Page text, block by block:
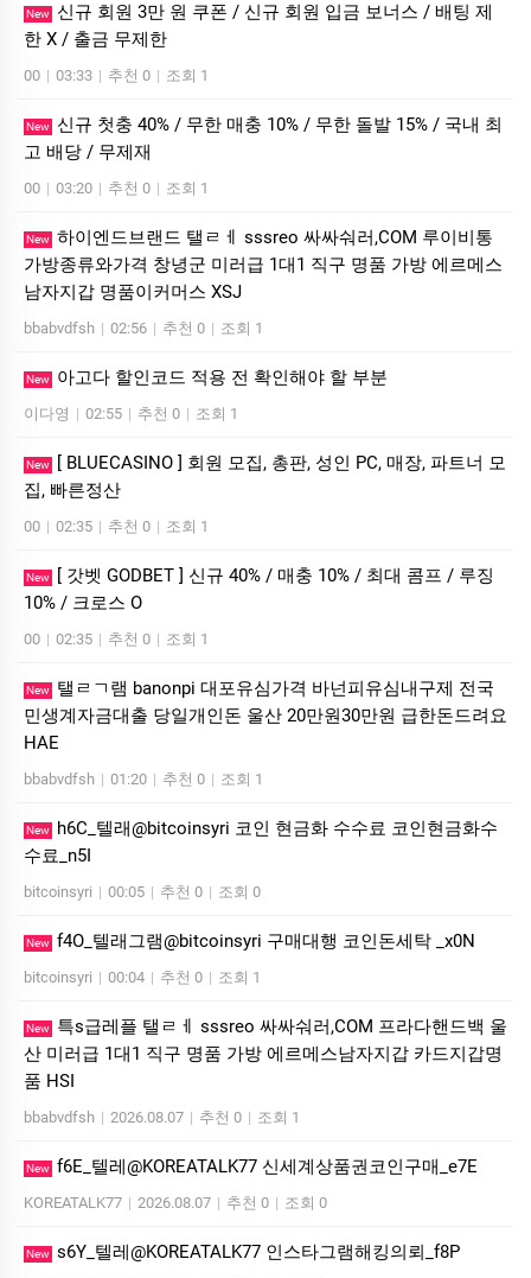
New
신규 회원 3만 원 쿠폰 / 신규 회원 입금 보너스 / 배팅 제
한 X / 출금 무제한
00 | 03:33 | 추천 0 | 조회 1
New
신규 첫충 40% / 무한 매충 10% / 무한 돌발 15% / 국내 최
고 배당 / 무제재
00 | 03:20 | 추천 0 | 조회 1
New 하이엔드브랜드 탤ㄹㅔ sssreo 싸싸숴러,COM 루이비통
가방종류와가격 창녕군 미러급 1대1 직구 명품 가방 에르메스
남자지갑 명품이커머스 XSJ
bbabvdfsh | 02:56 | 추천 0 | 조회 1
New 아고다 할인코드 적용 전 확인해야 할 부분
이다영 | 02:55 | 추천 0 | 조회 1
New
[ BLUECASINO ] 회원 모집, 총판, 성인 PC, 매장, 파트너 모
집, 빠른정산
00 | 02:35 | 추천 0 | 조회 1
New
[ 갓벳 GODBET ] 신규 40% / 매충 10% / 최대 콤프 / 루징
10% / 크로스 O
00 | 02:35 | 추천 0 | 조회 1
New
탤ㄹㄱ램 banonpi 대포유심가격 바넌피유심내구제 전국
민생계자금대출 당일개인돈 울산 20만원30만원 급한돈드려요
HAE
bbabvdfsh | 01:20 | 추천 0 | 조회 1
New
h6C_텔래@bitcoinsyri 코인 현금화 수수료 코인현금화수
수료_n5I
bitcoinsyri | 00:05 | 추천 0 | 조회 0
New f4O_텔래그램@bitcoinsyri 구매대행 코인돈세탁 _x0N
bitcoinsyri | 00:04 | 추천 0 | 조회 1
New
특s급레플 탤ㄹㅔ sssreo 싸싸숴러,COM 프라다핸드백 울
산 미러급 1대1 직구 명품 가방 에르메스남자지갑 카드지갑명
품 HSI
bbabvdfsh | 2026.08.07 | 추천 0 | 조회 1
New f6E_텔레@KOREATALK77 신세계상품권코인구매_e7E
KOREATALK77 | 2026.08.07 | 추천 0 | 조회 0
New s6Y_텔레@KOREATALK77 인스타그램해킹의뢰_f8P